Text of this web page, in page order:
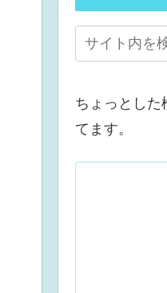
ちょっとした
てます。